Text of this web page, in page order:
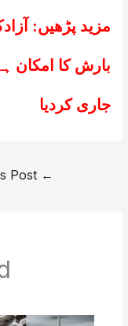
مزید پڑھیں:
بارش کا امکان
جاری کردیا
←